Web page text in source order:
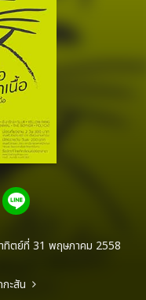
ทิตย์ที่ 31 พฤษภาคม 2558
ะสัน